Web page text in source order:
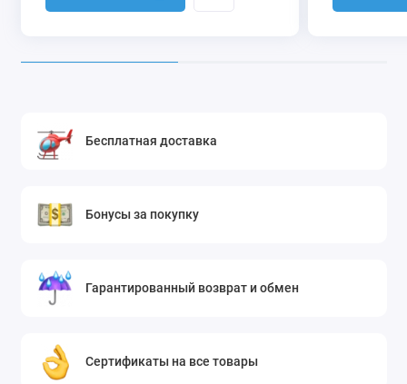
Бесплатная доставка
Бонусы за покупку
Гарантированный возврат и обмен
Сертификаты на все товары